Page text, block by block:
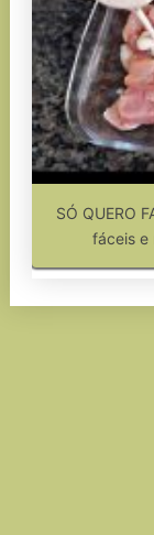
SÓ QUERO
fáceis e